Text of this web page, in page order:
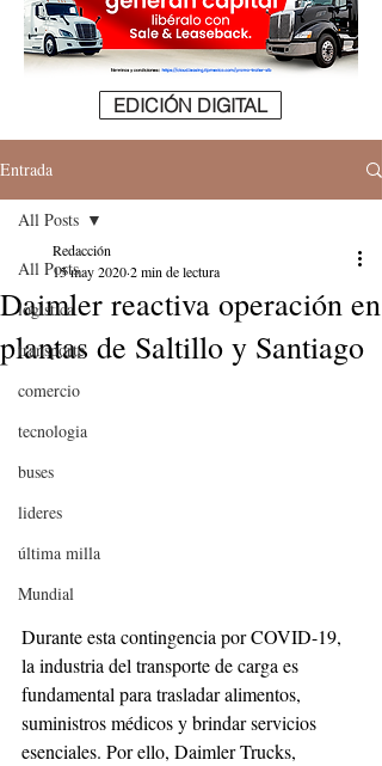
EDICIÓN DIGITAL
Entrada
All Posts
logistica
transporte
comercio
tecnologia
buses
lideres
última milla
Mundial
All Posts
Daimler reactiva operación en
plantas de Saltillo y Santiago
Redacción
15 may 20202 min de lectura
Durante esta contingencia por COVID-19,
la industria del transporte de carga es
fundamental para trasladar alimentos,
suministros médicos y brindar servicios
esenciales. Por ello, Daimler Trucks,